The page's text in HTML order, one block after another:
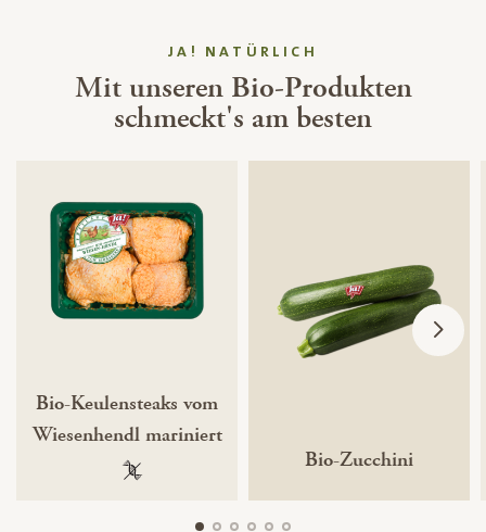
JA! NATÜRLICH
Mit unseren Bio-Produkten
schmeckt's am besten
Bio-Keulensteaks vom
Wiesenhendl mariniert
100 % gentechnikfrei Bio-Zucchini